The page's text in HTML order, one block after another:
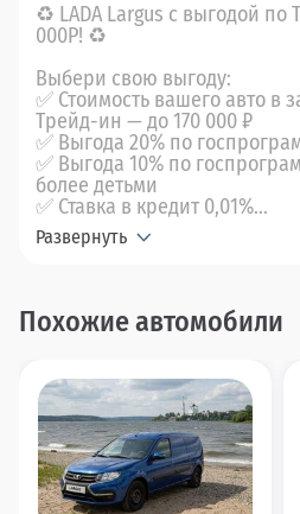
♻ LADA Largus с выгодой по
000Р! ♻
Выбери свою выгоду:
✅ Стоимость вашего авто в
Трейд-ин — до 170 000 ₽
✅ Выгода 20% по
✅ Выгода 10% по
более детьми
✅ Ставка в кредит 0,01%...
Развернуть
Похожие автомобили